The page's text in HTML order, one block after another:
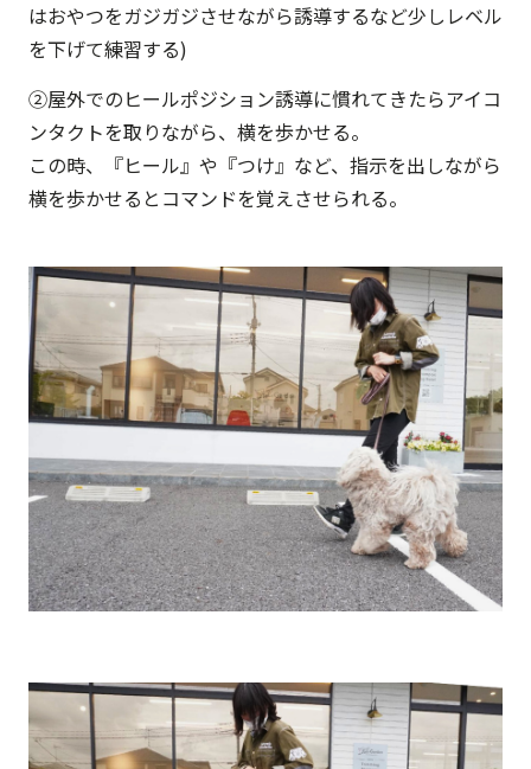
はおやつをガジガジさせながら誘導するなど少しレベル
を下げて練習する)
②屋外でのヒールポジション誘導に慣れてきたらアイコ
ンタクトを取りながら、横を歩かせる。
この時、『ヒール』や『つけ』など、指示を出しながら
横を歩かせるとコマンドを覚えさせられる。